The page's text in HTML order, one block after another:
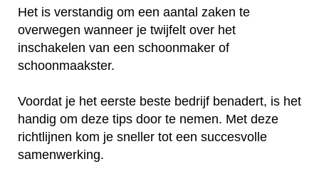
Het is verstandig om een aantal zaken te
overwegen wanneer je twijfelt over het
inschakelen van een schoonmaker of
schoonmaakster.
Voordat je het eerste beste bedrijf benadert, is het
handig om deze tips door te nemen. Met deze
richtlijnen kom je sneller tot een succesvolle
samenwerking.